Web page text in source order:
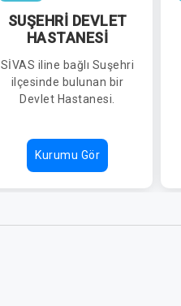
SUŞEHRİ DEVLET
HASTANESİ
SİVAS iline bağlı Suşehri
ilçesinde bulunan bir
Devlet Hastanesi.
Kurumu Gör